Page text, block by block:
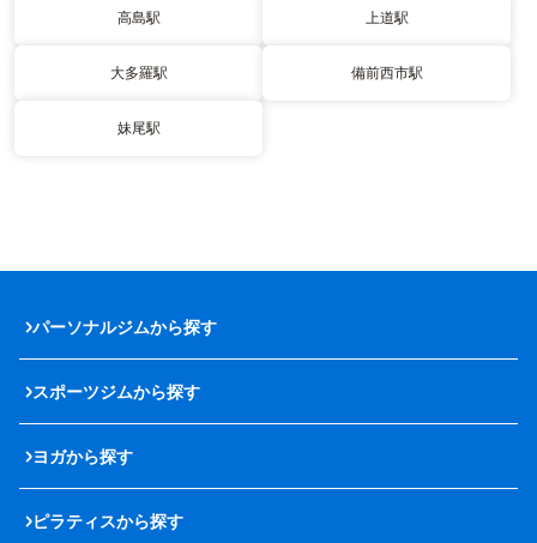
高島駅 上道駅
大多羅駅 備前西市駅
妹尾駅
パーソナルジムから探す
スポーツジムから探す
ヨガから探す
ピラティスから探す